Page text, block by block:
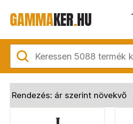
GAMMAKER.HU